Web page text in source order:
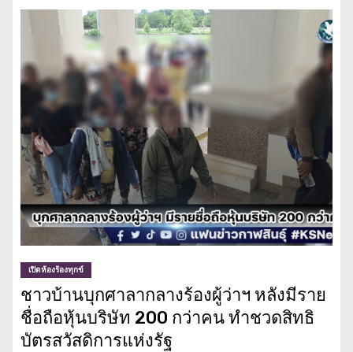
เปิดห้องร้องทุกข์
ชาวบ้านบุกศาลากลางร้องผู้ว่าฯ หลังมีราย
ชื่อถือหุ้นบริษัท 200 กว่าคน ทำชวดสิทธิ
บัตรสวัสดิการแห่งรัฐ